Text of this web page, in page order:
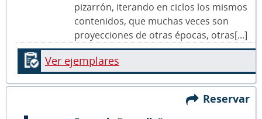
pizarrón, iterando en ciclos los mismos
contenidos, que muchas veces son
proyecciones de otras épocas, otras[...]
Ver ejemplares
Reservar